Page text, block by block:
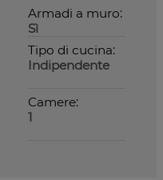
Armadi a muro:
Sì
Tipo di cucina:
Indipendente
Camere:
1